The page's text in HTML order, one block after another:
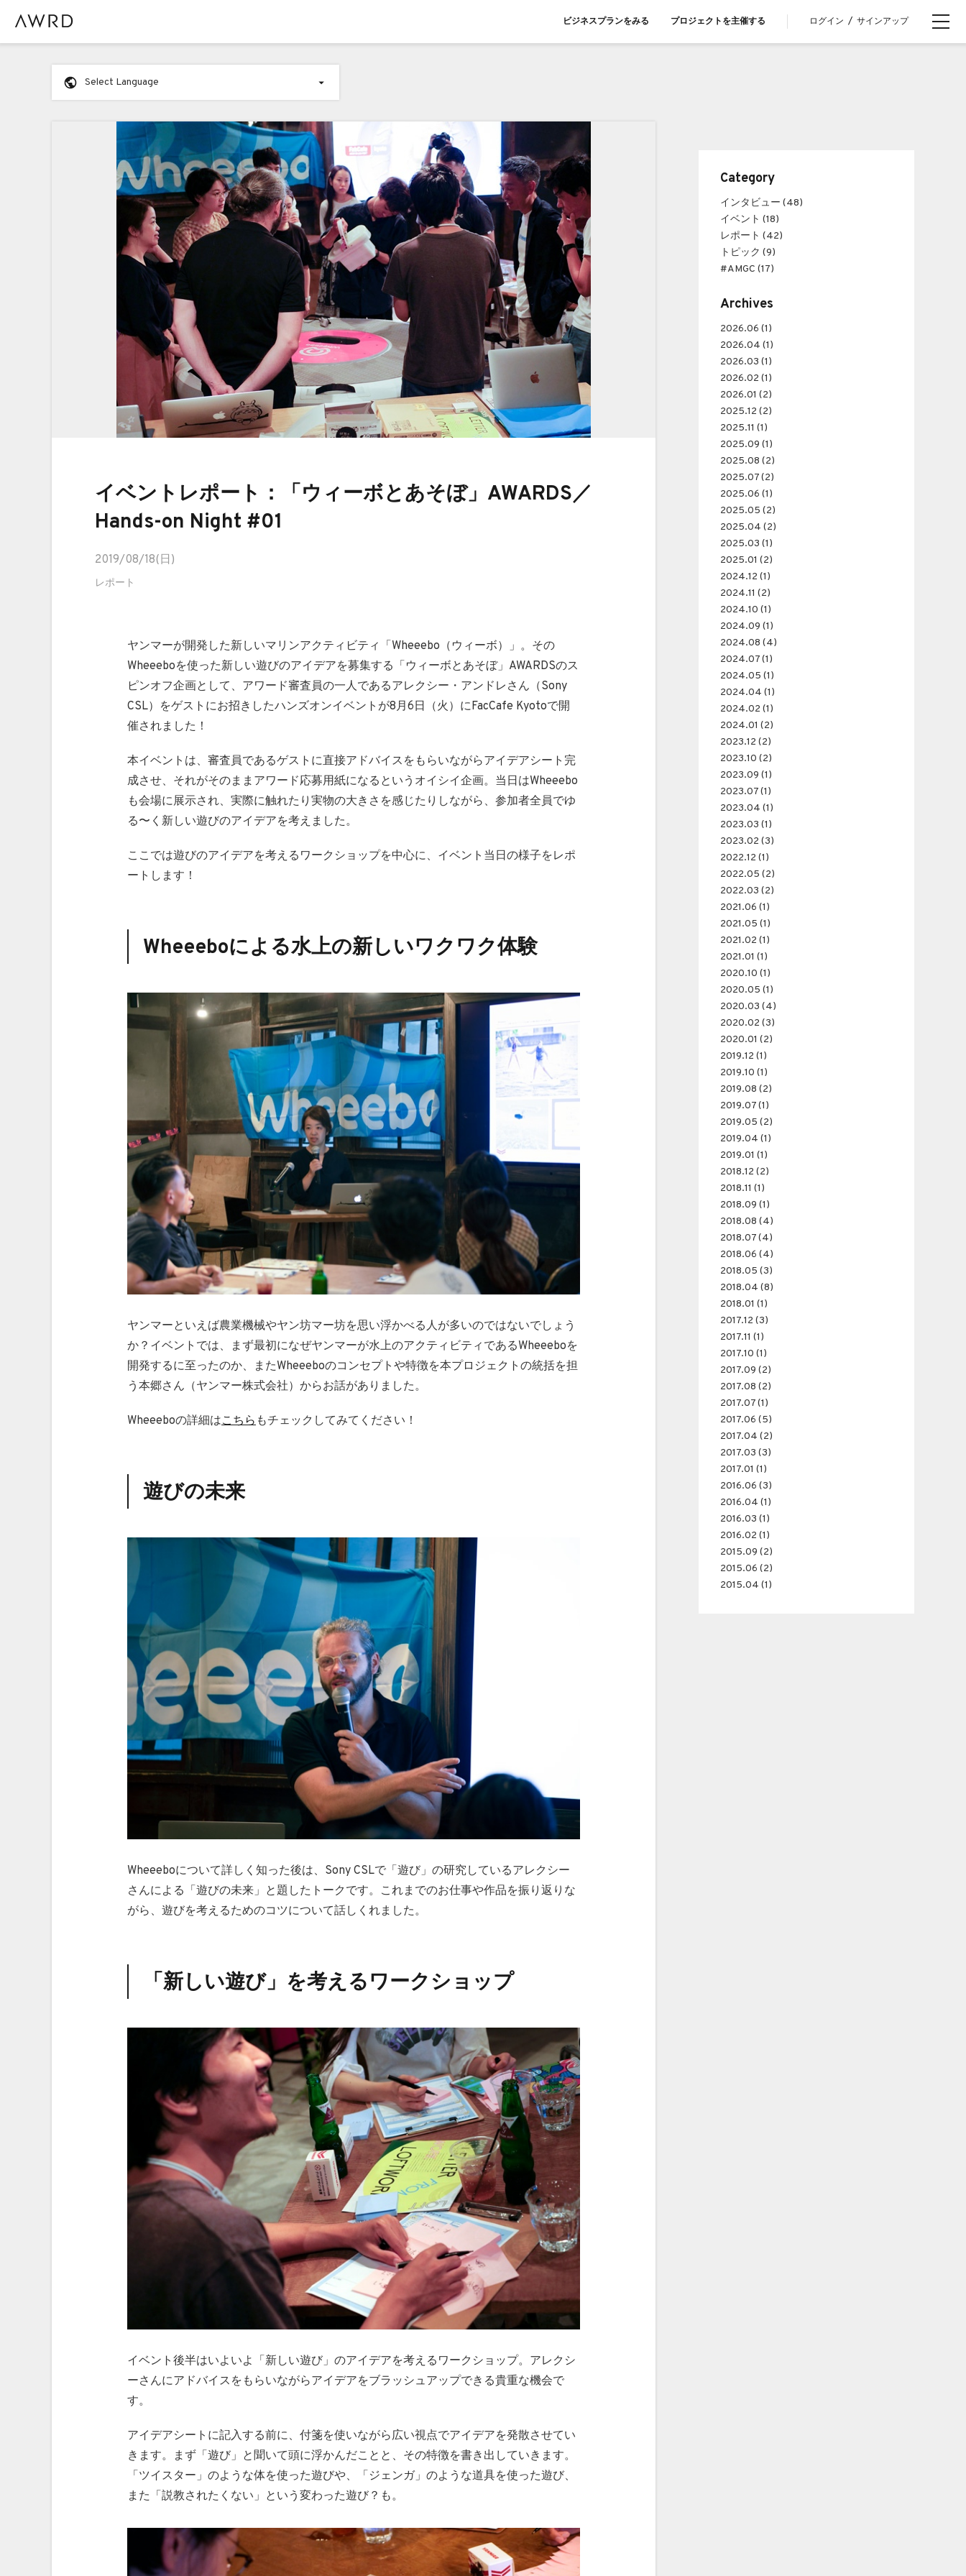
ビジネスプランをみる プロジェクトを主催する ログイン / サインアップ
Select Language
イベントレポート：「ウィーボとあそぼ」AWARDS／
Hands-on Night #01
2019/08/18(日)
レポート
ヤンマーが開発した新しいマリンアクティビティ「Wheeebo（ウィーボ）」。その
Wheeeboを使った新しい遊びのアイデアを募集する「ウィーボとあそぼ」AWARDSのス
ピンオフ企画として、アワード審査員の一人であるアレクシー・アンドレさん（Sony
CSL）をゲストにお招きしたハンズオンイベントが8月6日（火）にFacCafe Kyotoで開
催されました！
本イベントは、審査員であるゲストに直接アドバイスをもらいながらアイデアシート完
成させ、それがそのままアワード応募用紙になるというオイシイ企画。当日はWheeebo
も会場に展示され、実際に触れたり実物の大きさを感じたりしながら、参加者全員でゆ
る〜く新しい遊びのアイデアを考えました。
ここでは遊びのアイデアを考えるワークショップを中心に、イベント当日の様子をレポ
ートします！
Wheeeboによる水上の新しいワクワク体験
ヤンマーといえば農業機械やヤン坊マー坊を思い浮かべる人が多いのではないでしょう
か？イベントでは、まず最初になぜヤンマーが水上のアクティビティであるWheeeboを
開発するに至ったのか、またWheeeboのコンセプトや特徴を本プロジェクトの統括を担
う本郷さん（ヤンマー株式会社）からお話がありました。
Wheeeboの詳細はこちらもチェックしてみてください！
遊びの未来
Wheeeboについて詳しく知った後は、Sony CSLで「遊び」の研究しているアレクシー
さんによる「遊びの未来」と題したトークです。これまでのお仕事や作品を振り返りな
がら、遊びを考えるためのコツについて話しくれました。
「新しい遊び」を考えるワークショップ
イベント後半はいよいよ「新しい遊び」のアイデアを考えるワークショップ。アレクシ
ーさんにアドバイスをもらいながらアイデアをブラッシュアップできる貴重な機会で
す。
アイデアシートに記入する前に、付箋を使いながら広い視点でアイデアを発散させてい
きます。まず「遊び」と聞いて頭に浮かんだことと、その特徴を書き出していきます。
「ツイスター」のような体を使った遊びや、「ジェンガ」のような道具を使った遊び、
また「説教されたくない」という変わった遊び？も。
Category
インタビュー (48)
イベント (18)
レポート (42)
トピック (9)
#AMGC (17)
Archives
2026.06 (1)
2026.04 (1)
2026.03 (1)
2026.02 (1)
2026.01 (2)
2025.12 (2)
2025.11 (1)
2025.09 (1)
2025.08 (2)
2025.07 (2)
2025.06 (1)
2025.05 (2)
2025.04 (2)
2025.03 (1)
2025.01 (2)
2024.12 (1)
2024.11 (2)
2024.10 (1)
2024.09 (1)
2024.08 (4)
2024.07 (1)
2024.05 (1)
2024.04 (1)
2024.02 (1)
2024.01 (2)
2023.12 (2)
2023.10 (2)
2023.09 (1)
2023.07 (1)
2023.04 (1)
2023.03 (1)
2023.02 (3)
2022.12 (1)
2022.05 (2)
2022.03 (2)
2021.06 (1)
2021.05 (1)
2021.02 (1)
2021.01 (1)
2020.10 (1)
2020.05 (1)
2020.03 (4)
2020.02 (3)
2020.01 (2)
2019.12 (1)
2019.10 (1)
2019.08 (2)
2019.07 (1)
2019.05 (2)
2019.04 (1)
2019.01 (1)
2018.12 (2)
2018.11 (1)
2018.09 (1)
2018.08 (4)
2018.07 (4)
2018.06 (4)
2018.05 (3)
2018.04 (8)
2018.01 (1)
2017.12 (3)
2017.11 (1)
2017.10 (1)
2017.09 (2)
2017.08 (2)
2017.07 (1)
2017.06 (5)
2017.04 (2)
2017.03 (3)
2017.01 (1)
2016.06 (3)
2016.04 (1)
2016.03 (1)
2016.02 (1)
2015.09 (2)
2015.06 (2)
2015.04 (1)